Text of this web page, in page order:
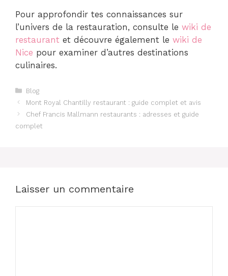
Pour approfondir tes connaissances sur
l’univers de la restauration, consulte le wiki de
restaurant et découvre également le wiki de
Nice pour examiner d’autres destinations
culinaires.
Catégories
Blog
Mont Royal Chantilly restaurant : guide complet et avis
Chef Francis Mallmann restaurants : adresses et guide
complet
Laisser un commentaire